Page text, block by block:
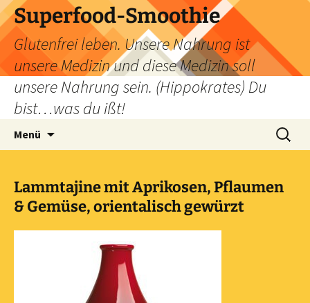
Zum
Inhalt
springen
Superfood-Smoothie
Glutenfrei leben. Unsere Nahrung ist
unsere Medizin und diese Medizin soll
unsere Nahrung sein. (Hippokrates) Du
bist…was du ißt!
Menü
Suchen
nach:
Lammtajine mit Aprikosen, Pflaumen
& Gemüse, orientalisch gewürzt